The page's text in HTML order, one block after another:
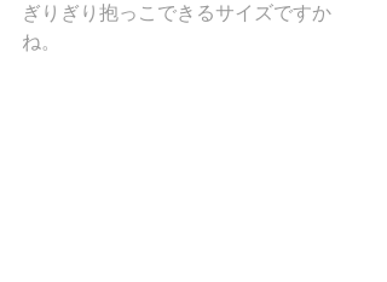
ぎりぎり抱っこできるサイズですか
ね。